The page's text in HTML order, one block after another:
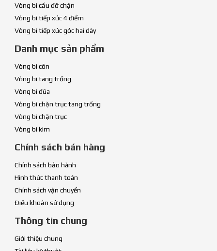
Vòng bi cầu đỡ chặn
Vòng bi tiếp xúc 4 điểm
Vòng bi tiếp xúc góc hai dãy
Danh mục sản phẩm
Vòng bi côn
Vòng bi tang trống
Vòng bi đũa
Vòng bi chặn trục tang trống
Vòng bi chặn trục
Vòng bi kim
Chính sách bán hàng
Chính sách bảo hành
Hình thức thanh toán
Chính sách vận chuyển
Điều khoản sử dụng
Thông tin chung
Giới thiệu chung